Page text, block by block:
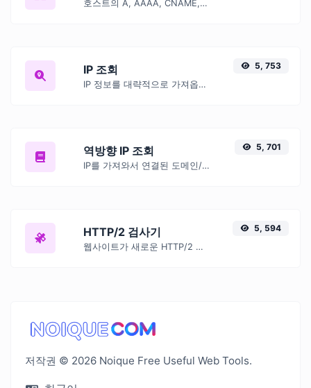
호스트의 A, AAAA, CNAME, MX, NS, TXT, SOA DNS 레코드를 찾습니다.
IP 조회
IP 정보를 대략적으로 가져옵니다.
5, 753
역방향 IP 조회
IP를 가져와서 연결된 도메인/호스트를 찾아보세요.
5, 701
HTTP/2 검사기
웹사이트가 새로운 HTTP/2 프로토콜을 사용하는지 여부를 확인합니다.
5, 594
저작권 © 2026 Noique Free Useful Web Tools.